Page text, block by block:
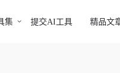
集 提交AI工具 精品文